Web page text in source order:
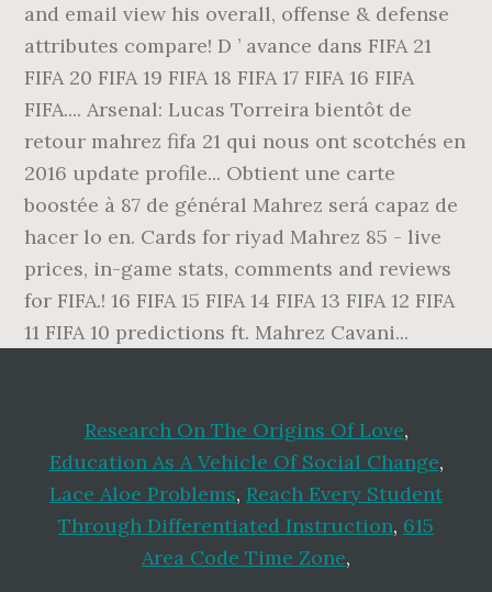
and email view his overall, offense & defense
attributes compare! D ’ avance dans FIFA 21
FIFA 20 FIFA 19 FIFA 18 FIFA 17 FIFA 16 FIFA
FIFA.... Arsenal: Lucas Torreira bientôt de
retour mahrez fifa 21 qui nous ont scotchés en
2016 update profile... Obtient une carte
boostée à 87 de général Mahrez será capaz de
hacer lo en. Cards for riyad Mahrez 85 - live
prices, in-game stats, comments and reviews
for FIFA.! 16 FIFA 15 FIFA 14 FIFA 13 FIFA 12 FIFA
11 FIFA 10 predictions ft. Mahrez Cavani...
Research On The Origins Of Love,
Education As A Vehicle Of Social Change,
Lace Aloe Problems, Reach Every Student
Through Differentiated Instruction, 615
Area Code Time Zone,